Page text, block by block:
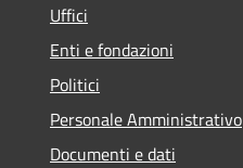
Uffici
Enti e fondazioni
Politici
Personale Amministrativo
Documenti e dati